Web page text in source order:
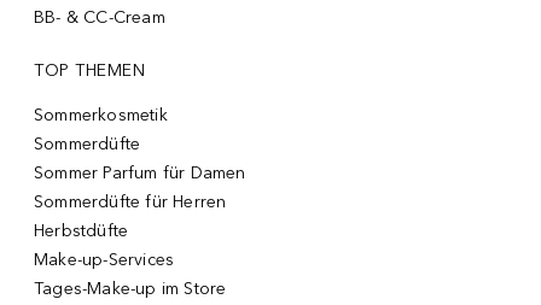
BB- & CC-Cream
TOP THEMEN
Sommerkosmetik
Sommerdüfte
Sommer Parfum für Damen
Sommerdüfte für Herren
Herbstdüfte
Make-up-Services
Tages-Make-up im Store